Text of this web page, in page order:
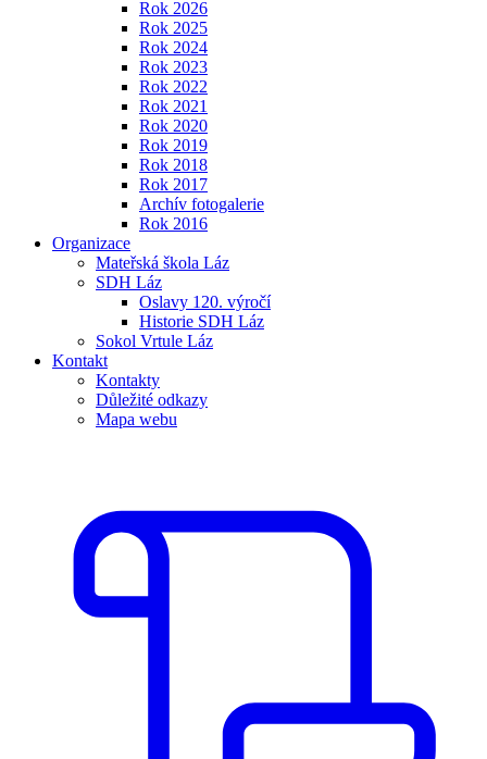
Rok 2026
Rok 2025
Rok 2024
Rok 2023
Rok 2022
Rok 2021
Rok 2020
Rok 2019
Rok 2018
Rok 2017
Archív fotogalerie
Rok 2016
Organizace
Mateřská škola Láz
SDH Láz
Oslavy 120. výročí
Historie SDH Láz
Sokol Vrtule Láz
Kontakt
Kontakty
Důležité odkazy
Mapa webu